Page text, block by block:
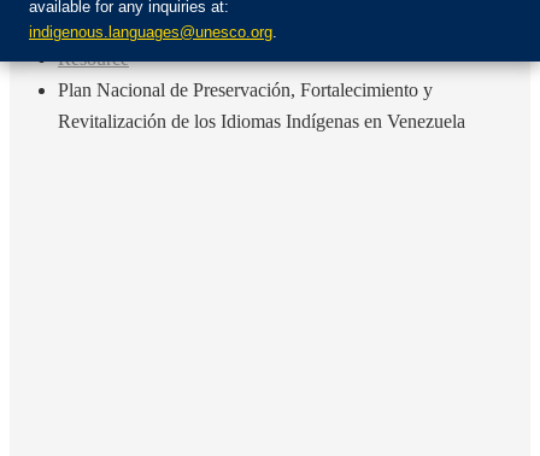
RU
Inicio
Resource
Plan Nacional de Preservación, Fortalecimiento y
Revitalización de los Idiomas Indígenas en Venezuela
available for any inquiries at:
indigenous.languages@unesco.org.